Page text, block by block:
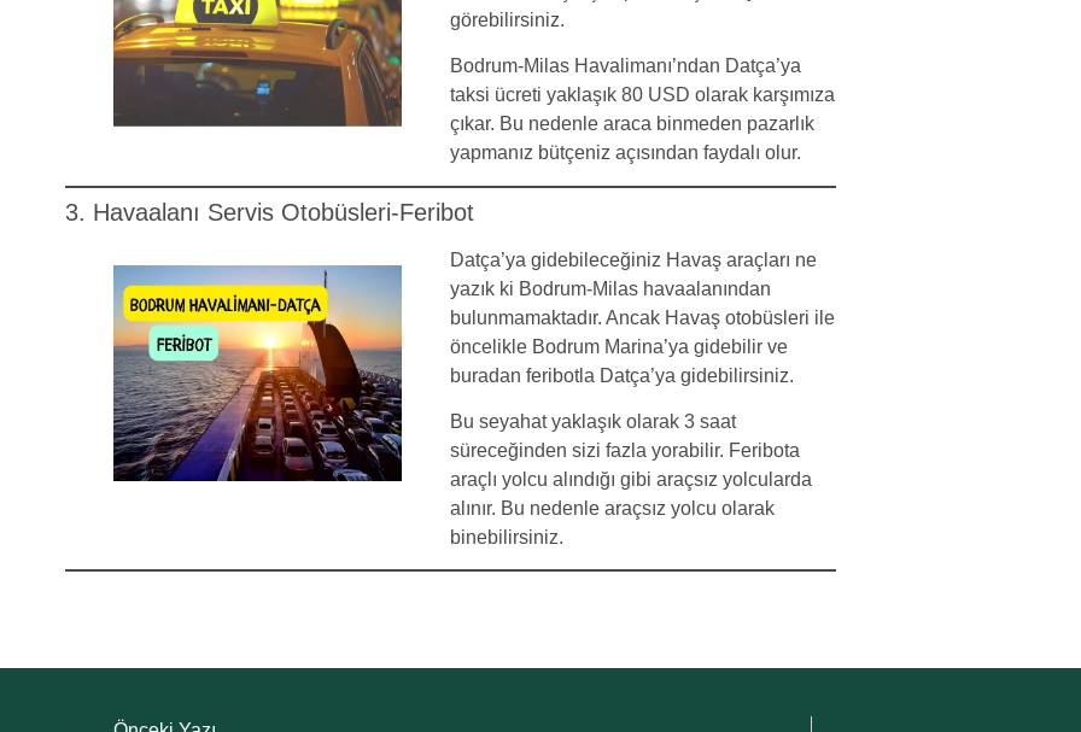
görebilirsiniz.
Bodrum-Milas Havalimanı’ndan Datça’ya
taksi ücreti yaklaşık 80 USD olarak karşımıza
çıkar. Bu nedenle araca binmeden pazarlık
yapmanız bütçeniz açısından faydalı olur.
3. Havaalanı Servis Otobüsleri-Feribot
Datça’ya gidebileceğiniz Havaş araçları ne
yazık ki Bodrum-Milas havaalanından
bulunmamaktadır. Ancak Havaş otobüsleri ile
öncelikle Bodrum Marina’ya gidebilir ve
buradan feribotla Datça’ya gidebilirsiniz.
Bu seyahat yaklaşık olarak 3 saat
süreceğinden sizi fazla yorabilir. Feribota
araçlı yolcu alındığı gibi araçsız yolcularda
alınır. Bu nedenle araçsız yolcu olarak
binebilirsiniz.